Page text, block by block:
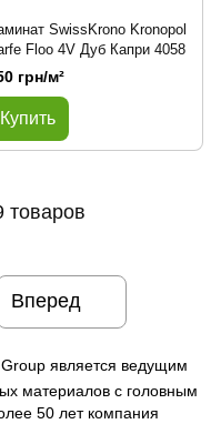
SwissKrono Kronopol
Floo 4V Дуб Капри 4058
грн/м²
Купить
товаров
Вперед
Group является ведущим
материалов с головным
50 лет компания